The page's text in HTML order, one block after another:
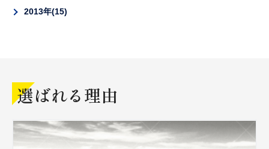
2013年 15
選ばれる理由